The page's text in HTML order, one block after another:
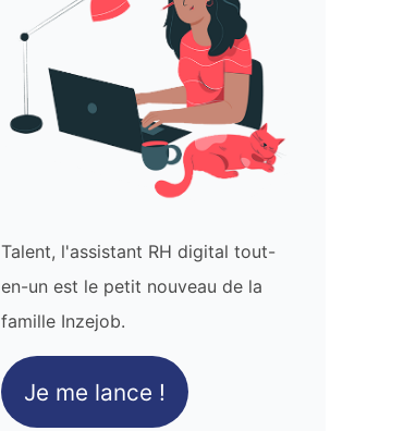
Talent, l'assistant RH digital tout-
en-un est le petit nouveau de la
famille Inzejob.
Je me lance !